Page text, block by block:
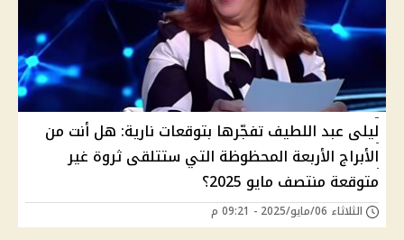
ليلى عبد اللطيف تفجّرها بتوقعات نارية: هل أنت من
الأبراج الأربعة المحظوظة التي ستتلقى ثروة غير
متوقعة منتصف مايو 2025؟
الثلاثاء 06/مايو/2025 - 09:21 م